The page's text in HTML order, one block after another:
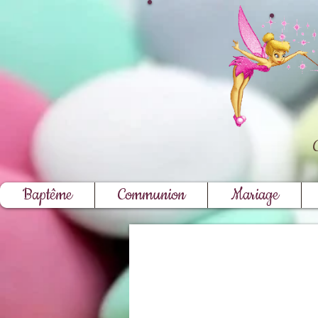
Baptême Communion Mariage